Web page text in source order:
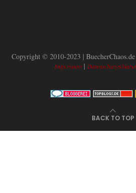
Copyright © 2010-2023 |
Impressum |
BACK TO TOP